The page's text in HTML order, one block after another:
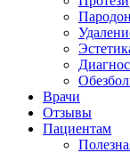
Врачи
Отзывы
Пациентам